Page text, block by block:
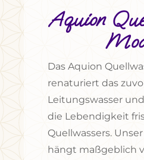
Aquion
Das Aquion
renaturiert das
Leitungswasser
die Lebendigkeit
Quellwassers.
hängt maßgeblich